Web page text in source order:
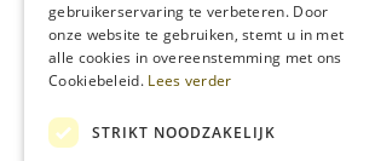
Home
Klantenservice
Over ons
Blog
Cookies
gebruikerservaring te verbeteren. Door
onze website te gebruiken, stemt u in met
alle cookies in overeenstemming met ons
Cookiebeleid. Lees verder
STRIKT NOODZAKELIJK